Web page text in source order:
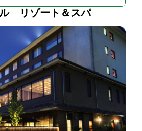
リゾート＆スパ